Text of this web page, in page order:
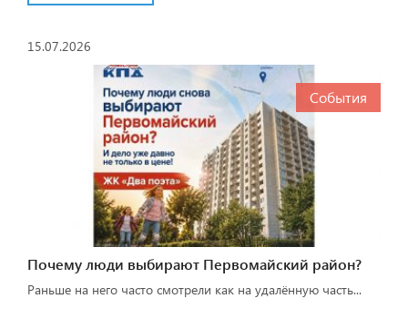
15.07.2026
События
Почему люди выбирают Первомайский район?
Раньше на него часто смотрели как на удалённую часть...